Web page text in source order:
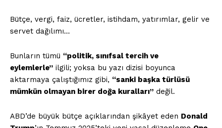
Bütçe, vergi, faiz, ücretler, istihdam, yatırımlar, gelir ve
servet dağılımı…
Bunların tümü “politik, sınıfsal tercih ve
eylemlerle” ilgili; yoksa bu yazı dizisi boyunca
aktarmaya çalıştığımız gibi, “sanki başka türlüsü
mümkün olmayan birer doğa kuralları” değil.
ABD’de büyük bütçe açıklarından şikâyet eden Donald